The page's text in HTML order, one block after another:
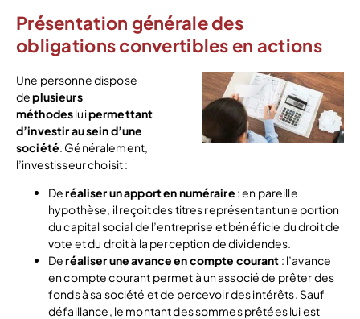
Présentation générale des
obligations convertibles en actions
Une personne dispose
deplusieurs
méthodesluipermettant
d’investir au sein d’une
société . Généralement,
l’investisseur choisit :
Deréaliser un apport en numéraire : en pareille
hypothèse, il reçoit des titres représentant une portion
du capital social de l’entreprise et bénéficie du droit de
vote et du droit à la perception de dividendes.
Deréaliser une avance en compte courant : l’avance
en compte courant permet à un associé de prêter des
fonds à sa société et de percevoir des intérêts. Sauf
défaillance, le montant des sommes prêtées lui est